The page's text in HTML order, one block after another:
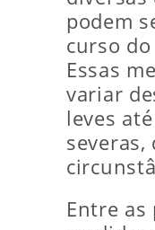
podem
curso
Essas
variar
leves
severas,
Entre